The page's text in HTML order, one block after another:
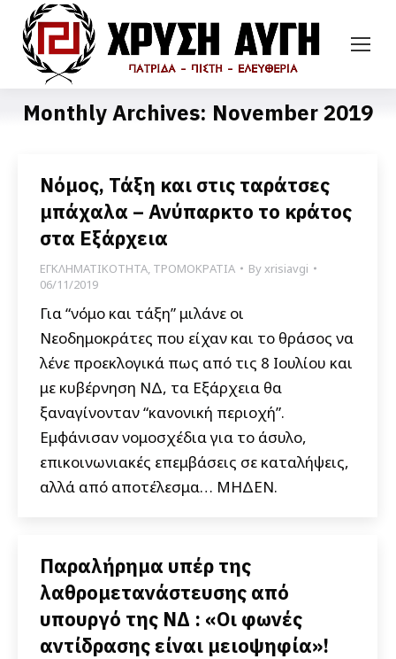
Monthly Archives: November 2019
Νόμος, Τάξη και στις ταράτσες
μπάχαλα – Ανύπαρκτο το κράτος
στα Εξάρχεια
ΕΓΚΛΗΜΑΤΙΚΟΤΗΤΑ, ΤΡΟΜΟΚΡΑΤΙΑ Byxrisiavgi
06/11/2019
Για “νόμο και τάξη” μιλάνε οι
Νεοδημοκράτες που είχαν και το θράσος να
λένε προεκλογικά πως από τις 8 Ιουλίου και
με κυβέρνηση ΝΔ, τα Εξάρχεια θα
ξαναγίνονταν “κανονική περιοχή”.
Εμφάνισαν νομοσχέδια για το άσυλο,
επικοινωνιακές επεμβάσεις σε καταλήψεις,
αλλά από αποτέλεσμα… ΜΗΔΕΝ.
Παραλήρημα υπέρ της
λαθρομετανάστευσης από
υπουργό της ΝΔ : «Οι φωνές
αντίδρασης είναι μειοψηφία»!